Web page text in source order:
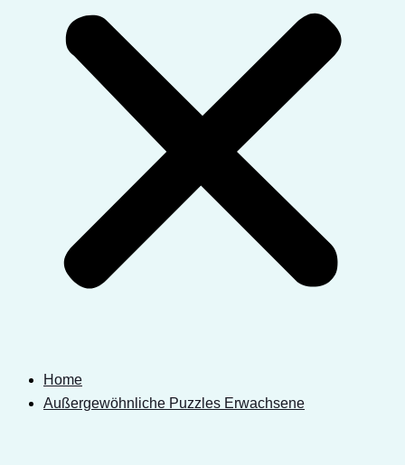
Home
Außergewöhnliche Puzzles Erwachsene